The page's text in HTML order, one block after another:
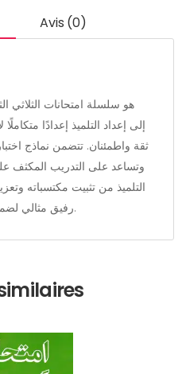
Avis (0)
هو سلسلة امتحانات الثلاثي
إلى إعداد التلميذ إعدادًا
ثقة واطمئنان. تتضمن نماذج
وتساعد على التدريب المكثف
التلميذ من تثبيت مكتسباته
رفيق مثالي لضمان استعداد قوي ونجاح مستحق.